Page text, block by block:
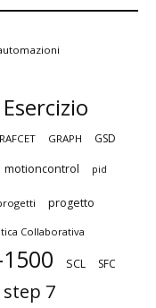
Esercizio
GRAPH GSD
motioncontrol pid
progetto
Collaborativa
SCL SFC
step 7